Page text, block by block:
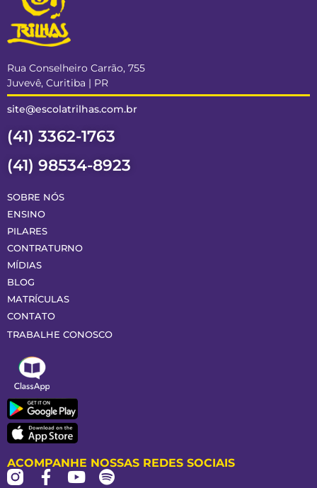
Rua Conselheiro Carrão, 755
Juvevê, Curitiba | PR
site@escolatrilhas.com.br
(41) 3362-1763
(41) 98534-8923
SOBRE NÓS
ENSINO
PILARES
CONTRATURNO
MÍDIAS
BLOG
MATRÍCULAS
CONTATO
TRABALHE CONOSCO
ACOMPANHE NOSSAS REDES SOCIAIS